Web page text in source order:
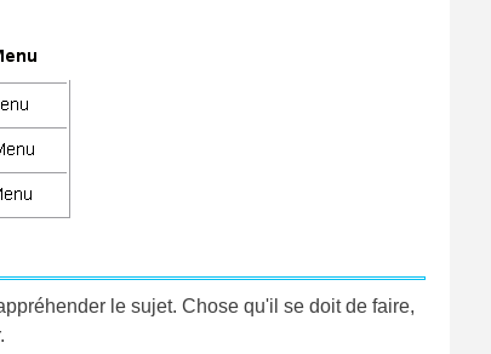
le sujet. Chose qu'il se doit de faire,